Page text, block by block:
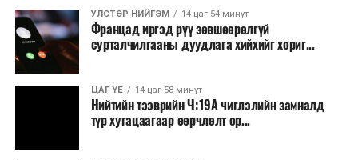
бэлтгэлийн явц, нөөцийн үлдэгдэл ил тод болно. Мөн
хөнгөлөлттэй зээлийг зориулалтын бусаар ашиглах
явдлыг таслан зогсоох, хүртээмжийг нэмэгдүүлэх,
өрсөлдөөнийг бий болгох боломжтой гэж үзжээ.
Иргэд агуулах, үйлдвэрээс махаа шууд худалдан авах,
малчид системээр дамжуулан бүтээгдэхүүнээ
УЛСТӨР НИЙГЭМ 14 цаг 54 минут
Францад иргэд рүү зөвшөөрөлгүй
сурталчилгааны дуудлага хийхийг хориг...
ЦАГ ҮЕ 14 цаг 58 минут
Нийтийн тээврийн Ч:19А чиглэлийн замналд
түр хугацаагаар өөрчлөлт ор...